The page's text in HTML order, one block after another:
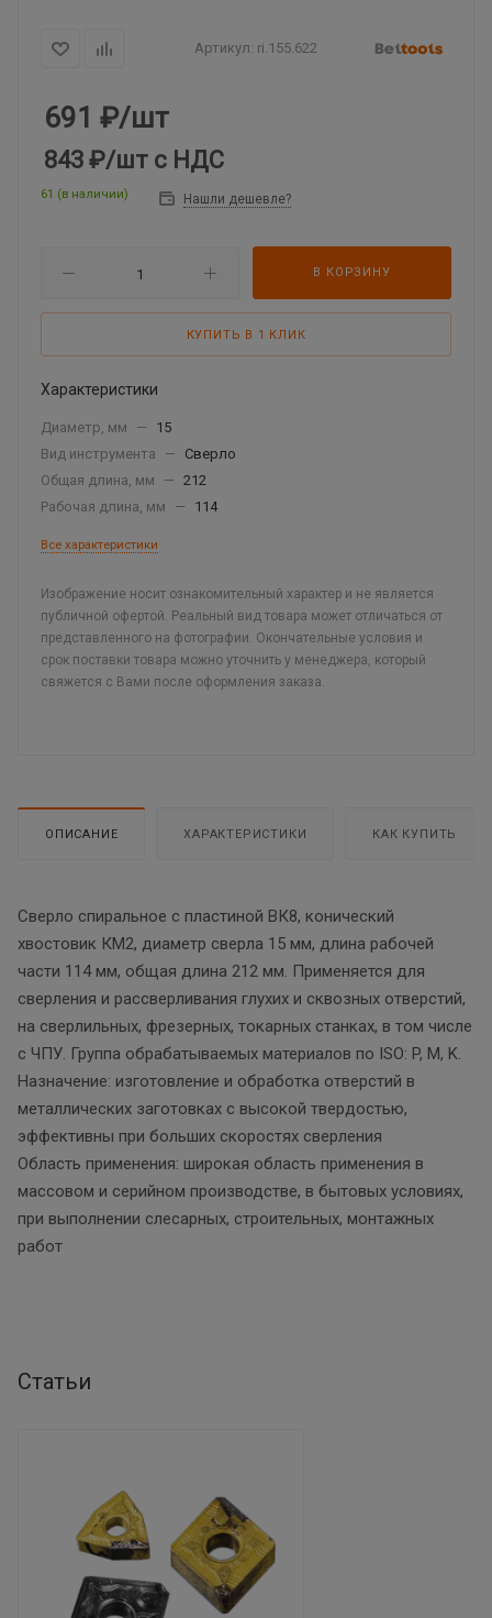
Артикул: ri.155.622
691 ₽/шт
843 ₽/шт с НДС
61 (в наличии) Нашли дешевле?
В КОРЗИНУ
КУПИТЬ В 1 КЛИК
Характеристики
Диаметр, мм —
15
Вид инструмента
—
Сверло
Общая длина, мм
— 212
Рабочая длина, мм
— 114
Все характеристики
Изображение носит ознакомительный характер и не является
публичной офертой. Реальный вид товара может отличаться от
представленного на фотографии. Окончательные условия и
срок поставки товара можно уточнить у менеджера, который
свяжется с Вами после оформления заказа.
ОПИСАНИЕ ХАРАКТЕРИСТИКИ КАК КУПИТЬ
Сверло спиральное с пластиной ВК8, конический
хвостовик КМ2, диаметр сверла 15 мм, длина рабочей
части 114 мм, общая длина 212 мм. Применяется для
сверления и рассверливания глухих и сквозных отверстий,
на сверлильных, фрезерных, токарных станках, в том числе
с ЧПУ. Группа обрабатываемых материалов по ISO: P, M, K.
Назначение: изготовление и обработка отверстий в
металлических заготовках с высокой твердостью,
эффективны при больших скоростях сверления
Область применения: широкая область применения в
массовом и серийном производстве, в бытовых условиях,
при выполнении слесарных, строительных, монтажных
работ
Статьи